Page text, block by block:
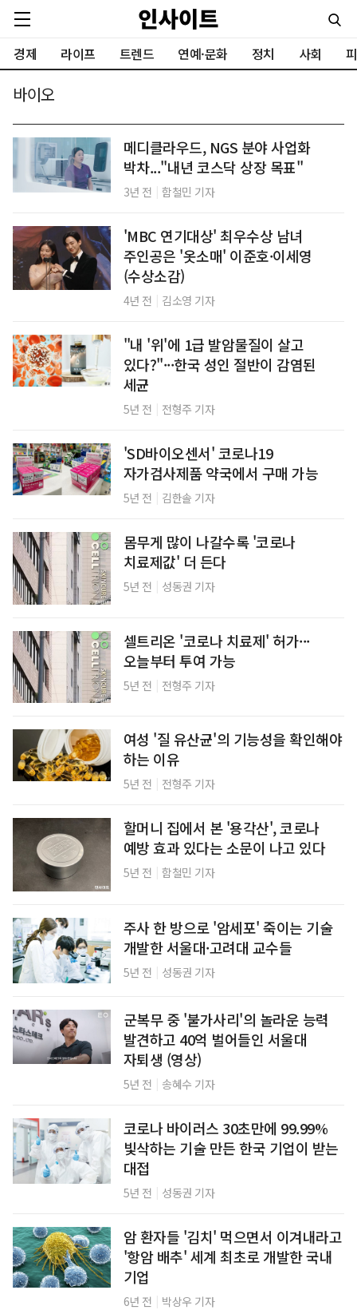
경제 라이프 트렌드 연예·문화 정치 사회
바이오
메디클라우드, NGS 분야 사업화
박차..."내년 코스닥 상장 목표"
3년 전 함철민 기자
'MBC 연기대상' 최우수상 남녀
주인공은 '옷소매' 이준호·이세영
(수상소감)
4년 전 김소영 기자
"내 '위'에 1급 발암물질이 살고
있다?"···한국 성인 절반이 감염된
세균
5년 전 전형주 기자
'SD바이오센서' 코로나19
자가검사제품 약국에서 구매 가능
5년 전 김한솔 기자
몸무게 많이 나갈수록 '코로나
치료제값' 더 든다
5년 전 성동권 기자
셀트리온 '코로나 치료제' 허가···
오늘부터 투여 가능
5년 전 전형주 기자
여성 '질 유산균'의 기능성을 확인해야
하는 이유
5년 전 전형주 기자
할머니 집에서 본 '용각산', 코로나
예방 효과 있다는 소문이 나고 있다
5년 전 함철민 기자
주사 한 방으로 '암세포' 죽이는 기술
개발한 서울대·고려대 교수들
5년 전 성동권 기자
군복무 중 '불가사리'의 놀라운 능력
발견하고 40억 벌어들인 서울대
자퇴생 (영상)
5년 전 송혜수 기자
코로나 바이러스 30초만에 99.99%
빛삭하는 기술 만든 한국 기업이 받는
대접
5년 전 성동권 기자
암 환자들 '김치' 먹으면서 이겨내라고
'항암 배추' 세계 최초로 개발한 국내
기업
6년 전 박상우 기자